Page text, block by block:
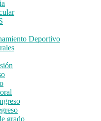
Deportivo
grado